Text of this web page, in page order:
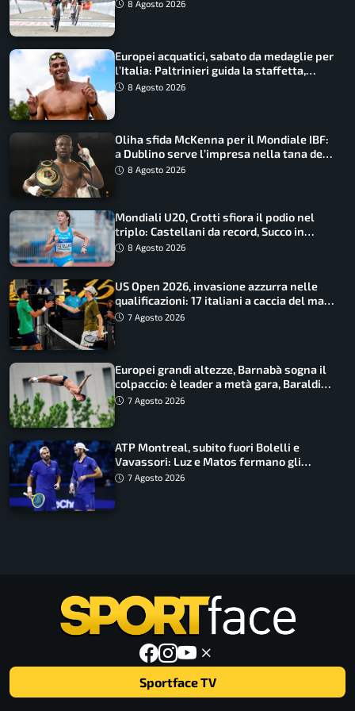
8 Agosto 2026
Europei acquatici, sabato da medaglie per
l’Italia: Paltrinieri guida la staffetta,
Barnabà sogna l’oro dalle grandi altezze
8 Agosto 2026
Oliha sfida McKenna per il Mondiale IBF:
a Dublino serve l’impresa nella tana del
lupo8 Agosto 2026
Mondiali U20, Crotti sfiora il podio nel
triplo: Castellani da record, Succo in
finale
8 Agosto 2026
US Open 2026, invasione azzurra nelle
qualificazioni: 17 italiani a caccia del main
draw7 Agosto 2026
Europei grandi altezze, Barnabà sogna il
colpaccio: è leader a metà gara, Baraldi
ancora in corsa
7 Agosto 2026
ATP Montreal, subito fuori Bolelli e
Vavassori: Luz e Matos fermano gli
azzurri
7 Agosto 2026
Sportface TV